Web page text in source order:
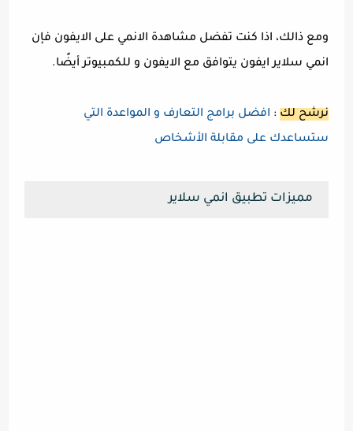
ومع ذالك، اذا كنت تفضل مشاهدة الانمي على الايفون فإن
انمي سلاير ايفون يتوافق مع الايفون و للكمبيوتر أيضًا.
نرشح لك : افضل برامج التعارف و المواعدة التي
ستساعدك على مقابلة الأشخاص
مميزات تطبيق انمي سلاير